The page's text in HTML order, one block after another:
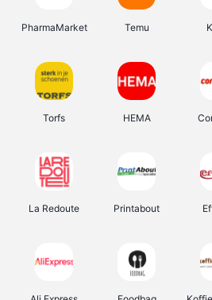
PharmaMarket Temu
Torfs HEMA
La Redoute Printabout